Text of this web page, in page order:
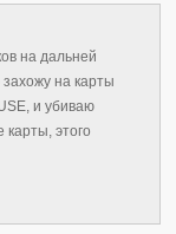
на дальней
на карты
и убиваю
карты, этого